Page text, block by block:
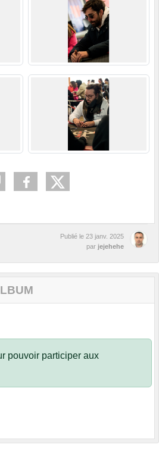
Publié le 23 janv. 2025
par jejehehe
pouvoir participer aux